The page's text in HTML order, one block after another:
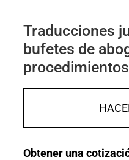
Traducciones
bufetes de
Obtener una